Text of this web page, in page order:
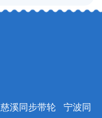
慈溪同步带轮 宁波同